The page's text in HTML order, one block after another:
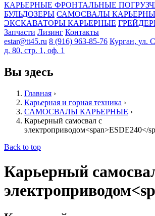
КАРЬЕРНЫЕ ФРОНТАЛЬНЫЕ
БУЛЬДОЗЕРЫ САМОСВАЛЫ
ЭКСКАВАТОРЫ КАРЬЕРНЫЕ
Запчасти Лизинг Контакты
estar@tt45.ru 8 (916) 963-85-76 Курган, ул.
д. 80, стр. 1, оф. 1
Вы здесь
Главная ›
Карьерная и горная техника ›
САМОСВАЛЫ КАРЬЕРНЫЕ ›
Карьерный самосвал с
электроприводом<span>ESDE240</
Back to top
Карьерный